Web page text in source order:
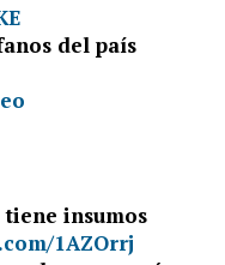
del país
insumos
1AZOrrj